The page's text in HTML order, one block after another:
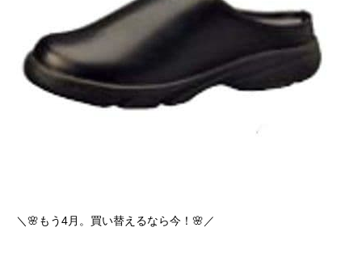
＼🌸もう4月。買い替えるなら今！🌸／